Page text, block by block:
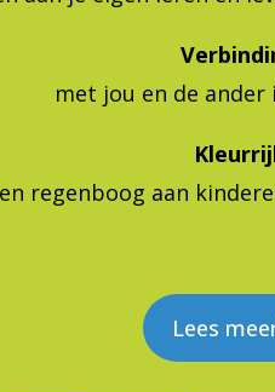
met jou en de ander
regenboog aan
Lees